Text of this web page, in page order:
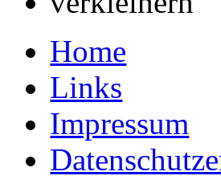
Home
Links
Impressum